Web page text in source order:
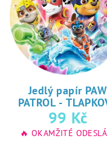
Jedlý papír PAW
PATROL -
PATROLA★
oblíbený tisk
jedlý papír
99 Kč
🔥 OKAMŽITÉ